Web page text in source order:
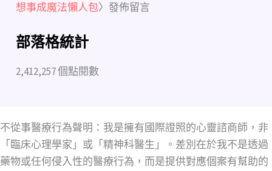
想事成魔法懶人包〉發佈留言
部落格統計
2,412,257 個點閱數
不從事醫療行為聲明：我是擁有國際證照的心靈諮商師，非
「臨床心理學家」或「精神科醫生」。差別在於我不是透過
藥物或任何侵入性的醫療行為，而是提供對應個案有幫助的